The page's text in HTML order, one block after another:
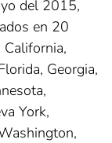
del 2015,
en 20
Georgia,
York,